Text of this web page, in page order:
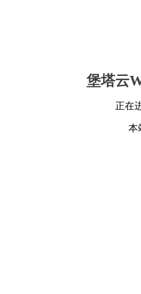
堡塔云
正在
本